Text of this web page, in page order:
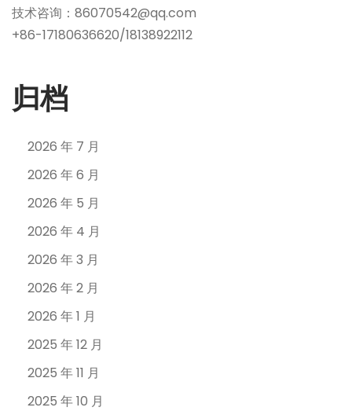
技术咨询：86070542@qq.com
+86-17180636620/18138922112
归档
2026 年 7 月
2026 年 6 月
2026 年 5 月
2026 年 4 月
2026 年 3 月
2026 年 2 月
2026 年 1 月
2025 年 12 月
2025 年 11 月
2025 年 10 月